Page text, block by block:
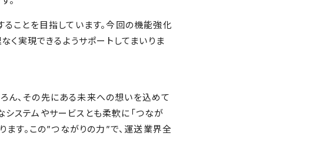
ことを目指しています。今回の機能強化
く実現できるようサポートしてまいりま
ん、その先にある未来への想いを込めて
システムやサービスとも柔軟に「つなが
ます。この”つながりの力”で、運送業界全